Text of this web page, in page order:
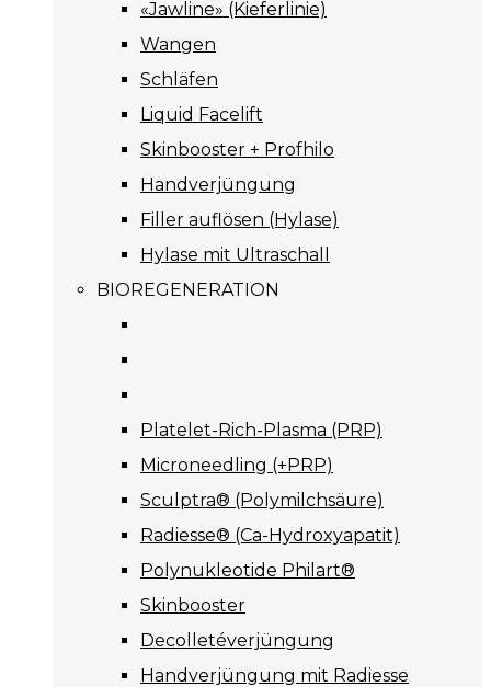
«Jawline» (Kieferlinie)
Wangen
Schläfen
Liquid Facelift
Skinbooster + Profhilo
Handverjüngung
Filler auflösen (Hylase)
Hylase mit Ultraschall
BIOREGENERATION
Platelet-Rich-Plasma (PRP)
Microneedling (+PRP)
Sculptra® (Polymilchsäure)
Radiesse® (Ca-Hydroxyapatit)
Polynukleotide Philart®
Skinbooster
Decolletéverjüngung
Handverjüngung mit Radiesse